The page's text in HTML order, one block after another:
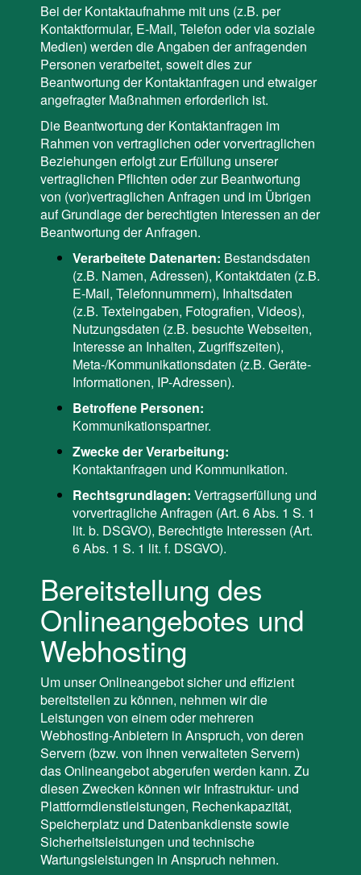
Bei der Kontaktaufnahme mit uns (z.B. per
Kontaktformular, E-Mail, Telefon oder via soziale
Medien) werden die Angaben der anfragenden
Personen verarbeitet, soweit dies zur
Beantwortung der Kontaktanfragen und etwaiger
angefragter Maßnahmen erforderlich ist.
Die Beantwortung der Kontaktanfragen im
Rahmen von vertraglichen oder vorvertraglichen
Beziehungen erfolgt zur Erfüllung unserer
vertraglichen Pflichten oder zur Beantwortung
von (vor)vertraglichen Anfragen und im Übrigen
auf Grundlage der berechtigten Interessen an der
Beantwortung der Anfragen.
Verarbeitete Datenarten: Bestandsdaten
(z.B. Namen, Adressen), Kontaktdaten (z.B.
E-Mail, Telefonnummern), Inhaltsdaten
(z.B. Texteingaben, Fotografien, Videos),
Nutzungsdaten (z.B. besuchte Webseiten,
Interesse an Inhalten, Zugriffszeiten),
Meta-/Kommunikationsdaten (z.B. Geräte-
Informationen, IP-Adressen).
Betroffene Personen:
Kommunikationspartner.
Zwecke der Verarbeitung:
Kontaktanfragen und Kommunikation.
Rechtsgrundlagen: Vertragserfüllung und
vorvertragliche Anfragen (Art. 6 Abs. 1 S. 1
lit. b. DSGVO), Berechtigte Interessen (Art.
6 Abs. 1 S. 1 lit. f. DSGVO).
Bereitstellung des
Onlineangebotes und
Webhosting
Um unser Onlineangebot sicher und effizient
bereitstellen zu können, nehmen wir die
Leistungen von einem oder mehreren
Webhosting-Anbietern in Anspruch, von deren
Servern (bzw. von ihnen verwalteten Servern)
das Onlineangebot abgerufen werden kann. Zu
diesen Zwecken können wir Infrastruktur- und
Plattformdienstleistungen, Rechenkapazität,
Speicherplatz und Datenbankdienste sowie
Sicherheitsleistungen und technische
Wartungsleistungen in Anspruch nehmen.